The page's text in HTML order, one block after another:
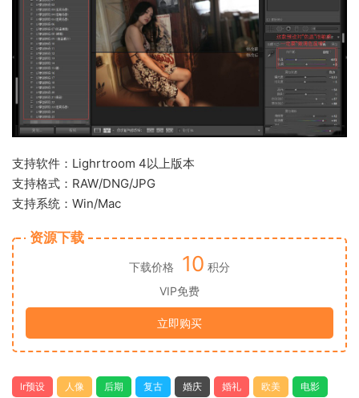
支持软件：Lighrtroom 4以上版本
支持格式：RAW/DNG/JPG
支持系统：Win/Mac
资源下载
下载价格 10 积分
VIP免费
立即购买
lr预设 人像 后期 复古 婚庆 婚礼 欧美
电影